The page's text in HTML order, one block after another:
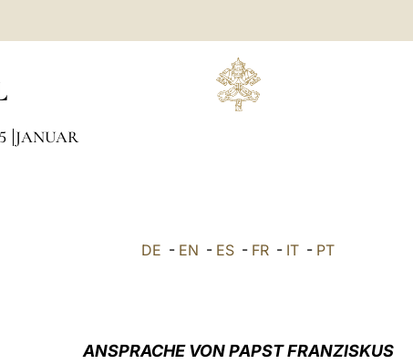
JANUAR
DE - EN - ES - FR - IT - PT
ANSPRACHE VON PAPST FRANZISKUS